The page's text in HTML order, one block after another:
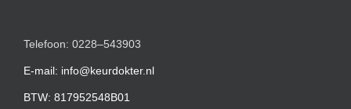
Telefoon: 0228–543903
E-mail: info@keurdokter.nl
BTW: 817952548B01